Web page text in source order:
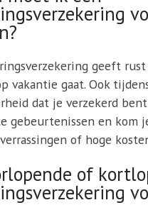
geeft
vakantie gaat. Ook
dat je verzekerd
gebeurtenissen en kom
of hoge
of